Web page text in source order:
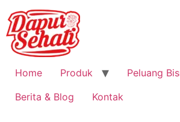
Home Produk
Peluang
Berita & Blog
Kontak